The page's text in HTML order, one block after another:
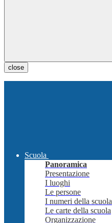
close
Scuola
Panoramica
Presentazione
I luoghi
Le persone
I numeri della scuola
Le carte della scuola
Organizzazione